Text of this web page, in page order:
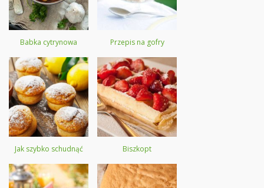
Babka cytrynowa Przepis na gofry
Jak szybko schudnąć Biszkopt